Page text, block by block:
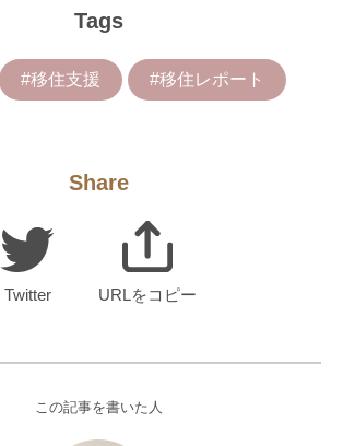
Tags
#移住支援 #移住レポート
Share
Twitter URLをコピー
この記事を書いた人